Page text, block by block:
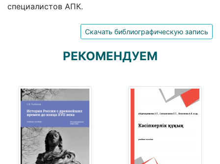
специалистов АПК.
Скачать библиографическую запись
РЕКОМЕНДУЕМ